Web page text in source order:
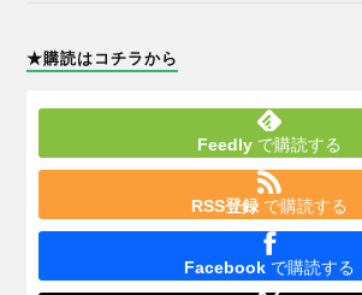
★購読はコチラから
Feedly で購読する
RSS登録 で購読する
Facebook で購読する